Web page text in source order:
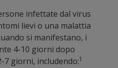
infettate dal virus
lievi o una malattia
si manifestano, i
4-10 giorni dopo
7 giorni, includendo:1